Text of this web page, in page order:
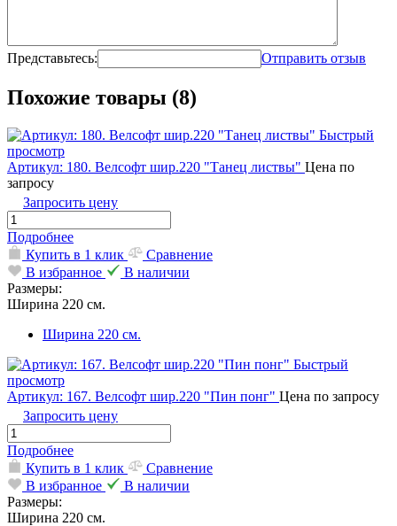
Представьтесь: Отправить отзыв
Похожие товары (8)
Быстрый
просмотр
Артикул: 180. Велсофт шир.220 "Танец листвы" Цена по
запросу
Запросить цену
Подробнее
Купить в 1 клик
Сравнение
В избранное
В наличии
Размеры:
Ширина 220 см.
Ширина 220 см.
Быстрый
просмотр
Артикул: 167. Велсофт шир.220 "Пин понг" Цена по запросу
Запросить цену
Подробнее
Купить в 1 клик
Сравнение
В избранное
В наличии
Размеры:
Ширина 220 см.